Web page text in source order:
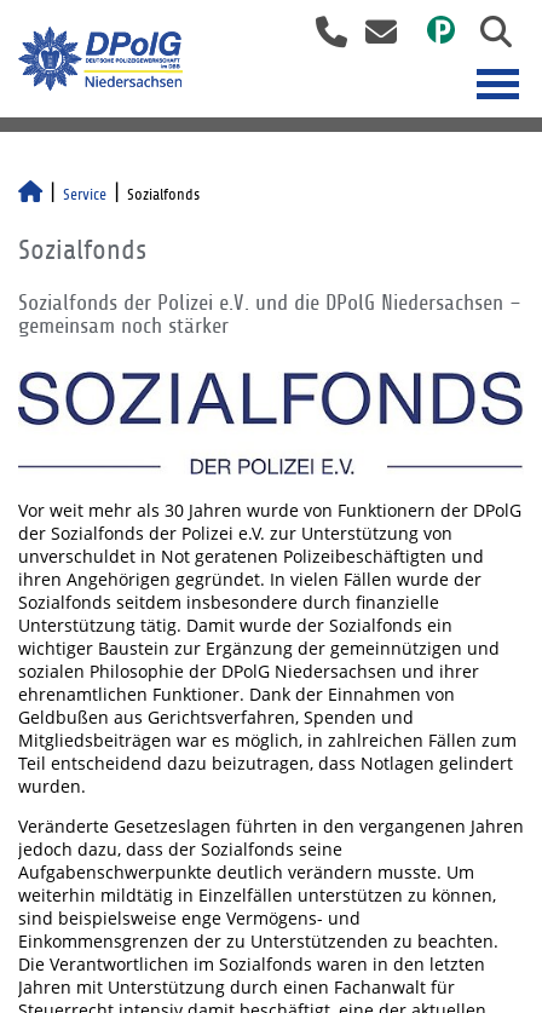
Service Sozialfonds
Sozialfonds
Sozialfonds der Polizei e.V. und die DPolG Niedersachsen –
gemeinsam noch stärker
Vor weit mehr als 30 Jahren wurde von Funktionern der DPolG
der Sozialfonds der Polizei e.V. zur Unterstützung von
unverschuldet in Not geratenen Polizeibeschäftigten und
ihren Angehörigen gegründet. In vielen Fällen wurde der
Sozialfonds seitdem insbesondere durch finanzielle
Unterstützung tätig. Damit wurde der Sozialfonds ein
wichtiger Baustein zur Ergänzung der gemeinnützigen und
sozialen Philosophie der DPolG Niedersachsen und ihrer
ehrenamtlichen Funktioner. Dank der Einnahmen von
Geldbußen aus Gerichtsverfahren, Spenden und
Mitgliedsbeiträgen war es möglich, in zahlreichen Fällen zum
Teil entscheidend dazu beizutragen, dass Notlagen gelindert
wurden.
Veränderte Gesetzeslagen führten in den vergangenen Jahren
jedoch dazu, dass der Sozialfonds seine
Aufgabenschwerpunkte deutlich verändern musste. Um
weiterhin mildtätig in Einzelfällen unterstützen zu können,
sind beispielsweise enge Vermögens- und
Einkommensgrenzen der zu Unterstützenden zu beachten.
Die Verantwortlichen im Sozialfonds waren in den letzten
Jahren mit Unterstützung durch einen Fachanwalt für